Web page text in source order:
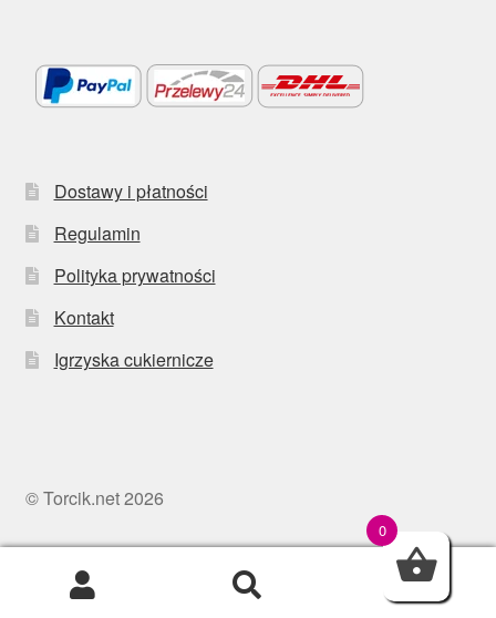
Dostawy i płatności
Regulamin
Polityka prywatności
Kontakt
Igrzyska cukiernicze
© Torcik.net 2026
0